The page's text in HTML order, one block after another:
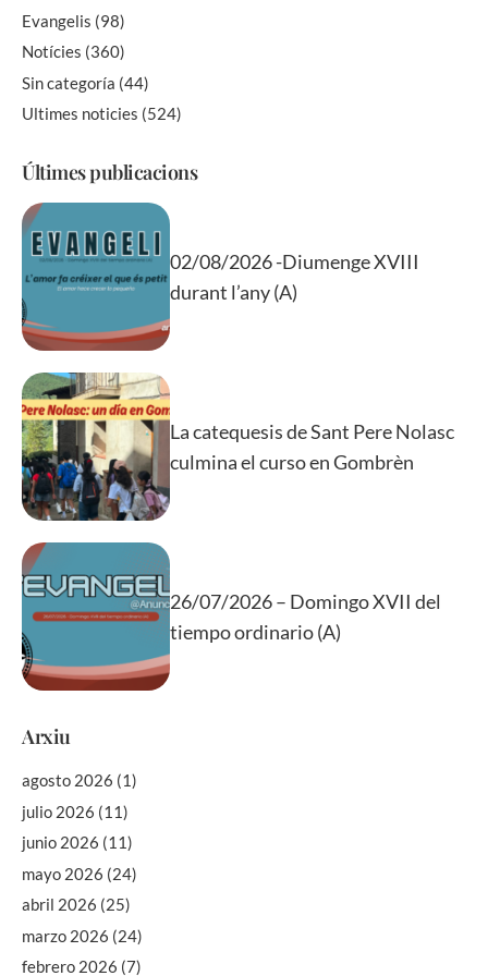
Evangelis (98)
Notícies (360)
Sin categoría (44)
Ultimes noticies (524)
Últimes publicacions
02/08/2026 -Diumenge XVIII
durant l’any (A)
La catequesis de Sant Pere Nolasc
culmina el curso en Gombrèn
26/07/2026 – Domingo XVII del
tiempo ordinario (A)
Arxiu
agosto 2026 (1)
julio 2026 (11)
junio 2026 (11)
mayo 2026 (24)
abril 2026 (25)
marzo 2026 (24)
febrero 2026 (7)